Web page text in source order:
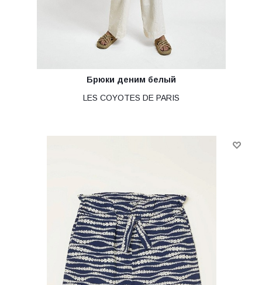
Брюки деним белый
LES COYOTES DE PARIS